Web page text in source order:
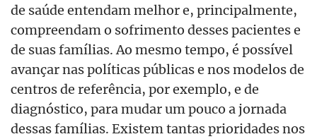
de saúde entendam melhor e, principalmente,
compreendam o sofrimento desses pacientes e
de suas famílias. Ao mesmo tempo, é possível
avançar nas políticas públicas e nos modelos de
centros de referência, por exemplo, e de
diagnóstico, para mudar um pouco a jornada
dessas famílias. Existem tantas prioridades nos